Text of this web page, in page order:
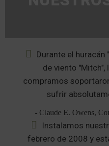
Durante el huracán
de viento "Mitch",
compramos
sufrir
- Claude E. Owens,
Instalamos
febrero de 2008 y